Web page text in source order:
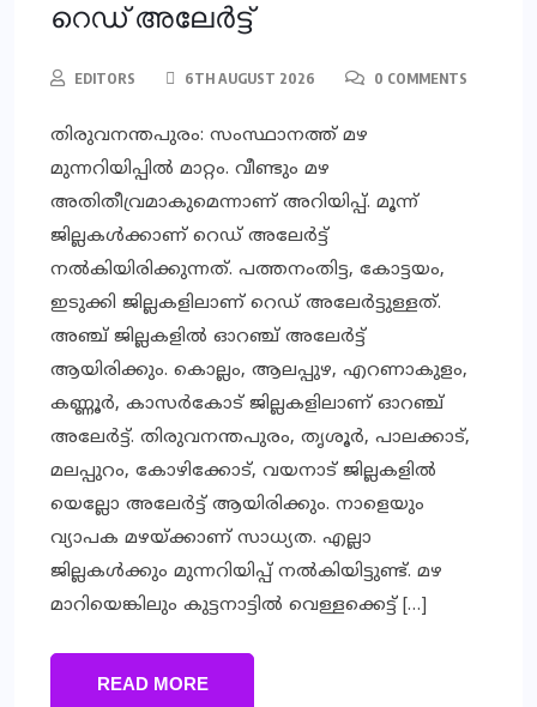
റെഡ് അലേര്‍ട്ട്
EDITORS 6TH AUGUST 2026 0 COMMENTS
തിരുവനന്തപുരം: സംസ്ഥാനത്ത് മഴ
മുന്നറിയിപ്പില്‍ മാറ്റം. വീണ്ടും മഴ
അതിതീവ്രമാകുമെന്നാണ് അറിയിപ്പ്. മൂന്ന്
ജില്ലകള്‍ക്കാണ് റെഡ് അലേര്‍ട്ട്
നല്‍കിയിരിക്കുന്നത്. പത്തനംതിട്ട, കോട്ടയം,
ഇടുക്കി ജില്ലകളിലാണ് റെഡ് അലേര്‍ട്ടുള്ളത്.
അഞ്ച് ജില്ലകളില്‍ ഓറഞ്ച് അലേര്‍ട്ട്
ആയിരിക്കും. കൊല്ലം, ആലപ്പുഴ, എറണാകുളം,
കണ്ണൂര്‍, കാസര്‍കോട് ജില്ലകളിലാണ് ഓറഞ്ച്
അലേര്‍ട്ട്. തിരുവനന്തപുരം, തൃശൂര്‍, പാലക്കാട്,
മലപ്പുറം, കോഴിക്കോട്, വയനാട് ജില്ലകളില്‍
യെല്ലോ അലേര്‍ട്ട് ആയിരിക്കും. നാളെയും
വ്യാപക മഴയ്ക്കാണ് സാധ്യത. എല്ലാ
ജില്ലകള്‍ക്കും മുന്നറിയിപ്പ് നല്‍കിയിട്ടുണ്ട്. മഴ
മാറിയെങ്കിലും കുട്ടനാട്ടില്‍ വെള്ളക്കെട്ട് […]
READ MORE